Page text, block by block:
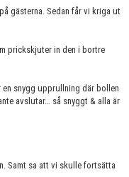
gästerna. Sedan får vi kriga ut
prickskjuter in den i bortre
en snygg upprullning där bollen
avslutar… så snyggt & alla är
Samt sa att vi skulle fortsätta